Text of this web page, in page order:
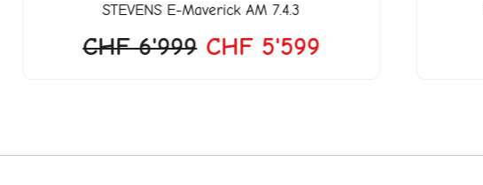
STEVENSE-Maverick AM 7.4.3
CHF6'999 CHF5'599